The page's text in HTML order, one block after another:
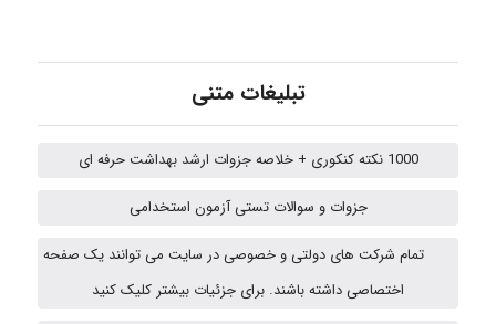
تبلیغات متنی
1000 نکته کنکوری + خلاصه جزوات ارشد بهداشت حرفه ای
جزوات و سوالات تستی آزمون استخدامی
تمام شرکت های دولتی و خصوصی در سایت می توانند یک صفحه
اختصاصی داشته باشند. برای جزئیات بیشتر کلیک کنید